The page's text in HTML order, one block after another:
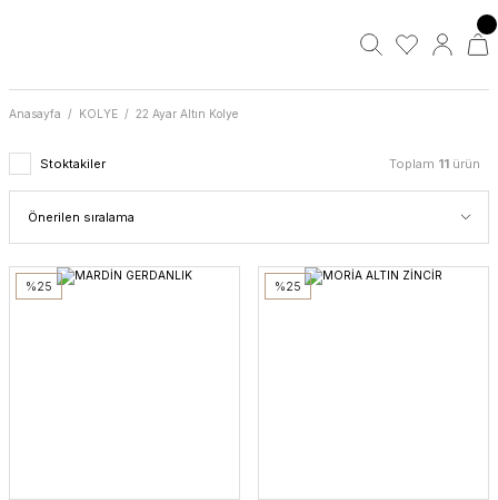
Anasayfa KOLYE 22 Ayar Altın Kolye
Stoktakiler Toplam 11 ürün
%25 %25